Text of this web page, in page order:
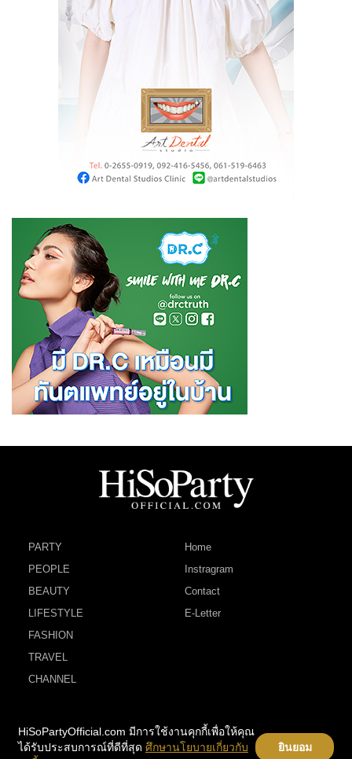
PARTY
PEOPLE
BEAUTY
LIFESTYLE
FASHION
TRAVEL
CHANNEL
Home
Instragram
Contact
E-Letter
HiSoPartyOfficial.com มีการใช้งานคุกกี้เพื่อให้คุณ
ได้รับประสบการณ์ที่ดีที่สุด ศึกษานโยบายเกี่ยวกับ
ยินยอม